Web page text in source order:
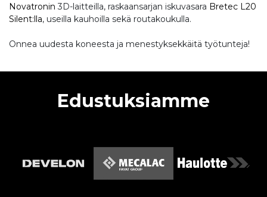
Novatronin 3D-laitteilla, raskaansarjan iskuvasara Bretec L20
Silent:lla, useilla kauhoilla sekä routakoukulla.
Onnea uudesta koneesta ja menestyksekkäitä työtunteja!
Edustuksiamme